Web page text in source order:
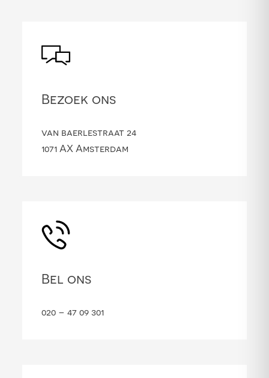
Bezoek ons
van baerlestraat 24
1071 AX Amsterdam
Bel ons
020 – 47 09 301